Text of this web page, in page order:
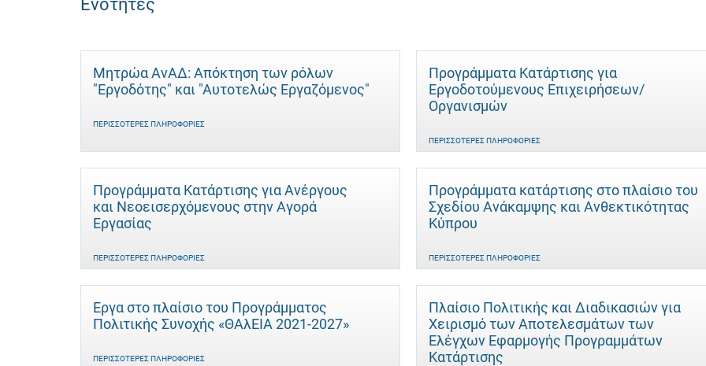
Ενότητες
Μητρώα ΑνΑΔ: Απόκτηση των ρόλων
"Εργοδότης" και "Αυτοτελώς Eργαζόμενος"
ΠΕΡΙΣΣΌΤΕΡΕΣ ΠΛΗΡΟΦΟΡΊΕΣ
Προγράμματα Κατάρτισης για
Εργοδοτούμενους Επιχειρήσεων/
Οργανισμών
ΠΕΡΙΣΣΌΤΕΡΕΣ ΠΛΗΡΟΦΟΡΊΕΣ
Προγράμματα Κατάρτισης για Ανέργους
και Νεοεισερχόμενους στην Αγορά
Εργασίας
ΠΕΡΙΣΣΌΤΕΡΕΣ ΠΛΗΡΟΦΟΡΊΕΣ
Προγράμματα κατάρτισης στο πλαίσιο του
Σχεδίου Ανάκαμψης και Ανθεκτικότητας
Κύπρου
ΠΕΡΙΣΣΌΤΕΡΕΣ ΠΛΗΡΟΦΟΡΊΕΣ
Έργα στο πλαίσιο του Προγράμματος
Πολιτικής Συνοχής «ΘΑλΕΙΑ 2021-2027»
ΠΕΡΙΣΣΌΤΕΡΕΣ ΠΛΗΡΟΦΟΡΊΕΣ
Πλαίσιο Πολιτικής και Διαδικασιών για
Χειρισμό των Αποτελεσμάτων των
Ελέγχων Εφαρμογής Προγραμμάτων
Κατάρτισης